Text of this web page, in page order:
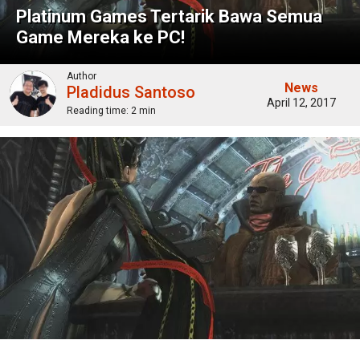
Platinum Games Tertarik Bawa Semua
Game Mereka ke PC!
Author
Pladidus Santoso
Reading time: 2 min
News
April 12, 2017